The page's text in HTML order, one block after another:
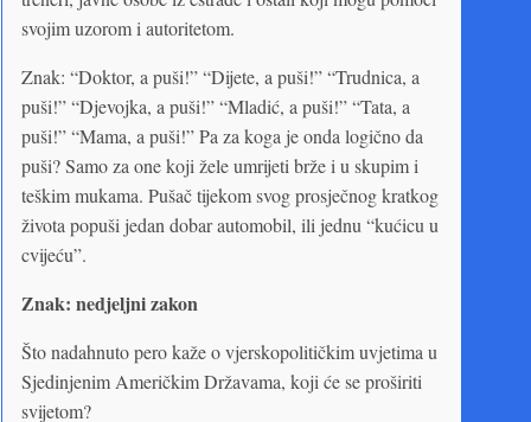
svojim uzorom i autoritetom.
Znak: “Doktor, a puši!” “Dijete, a puši!” “Trudnica, a
puši!” “Djevojka, a puši!” “Mladić, a puši!” “Tata, a
puši!” “Mama, a puši!” Pa za koga je onda logično da
puši? Samo za one koji žele umrijeti brže i u skupim i
teškim mukama. Pušač tijekom svog prosječnog kratkog
života popuši jedan dobar automobil, ili jednu “kućicu u
cvijeću”.
Znak: nedjeljni zakon
Što nadahnuto pero kaže o vjerskopolitičkim uvjetima u
Sjedinjenim Američkim Državama, koji će se proširiti
svijetom?